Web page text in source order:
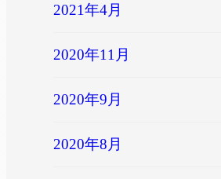
2021年4月
2020年11月
2020年9月
2020年8月